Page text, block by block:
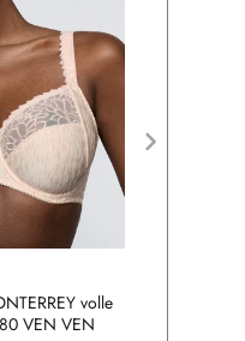
volle
VEN VEN